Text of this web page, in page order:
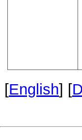
[English] [